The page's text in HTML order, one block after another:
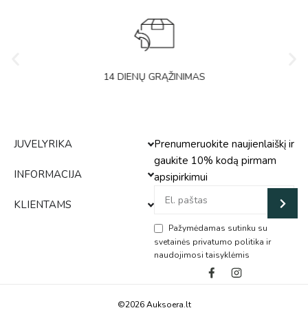
14 DIENŲ GRĄŽINIMAS
JUVELYRIKA
INFORMACIJA
KLIENTAMS
Prenumeruokite naujienlaiškį ir
gaukite 10% kodą pirmam
apsipirkimui
Pažymėdamas sutinku su
svetainės privatumo politika ir
naudojimosi taisyklėmis
Alternative:
©2026 Auksoera.lt